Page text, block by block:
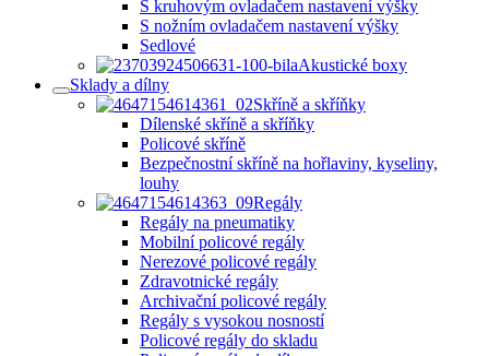
S kruhovým ovladačem nastavení výšky
S nožním ovladačem nastavení výšky
Sedlové
Akustické boxy
Sklady a dílny
Skříně a skříňky
Dílenské skříně a skříňky
Policové skříně
Bezpečnostní skříně na hořlaviny, kyseliny,
louhy
Regály
Regály na pneumatiky
Mobilní policové regály
Nerezové policové regály
Zdravotnické regály
Archivační policové regály
Regály s vysokou nosností
Policové regály do skladu